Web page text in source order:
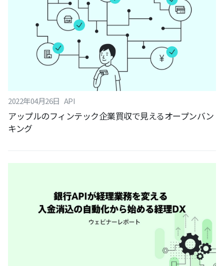
2022年04月26日 API
アップルのフィンテック企業買収で見えるオープンバン
キング